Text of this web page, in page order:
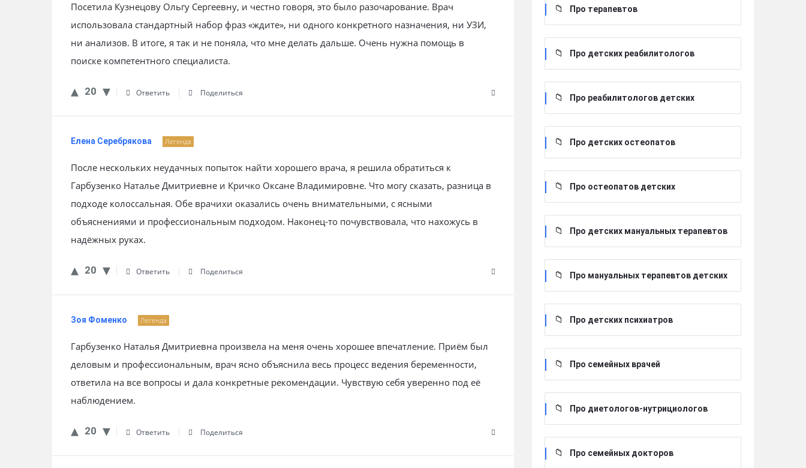
Посетила Кузнецову Ольгу Сергеевну, и честно говоря, это было разочарование. Врач
использовала стандартный набор фраз «ждите», ни одного конкретного назначения, ни УЗИ,
ни анализов. В итоге, я так и не поняла, что мне делать дальше. Очень нужна помощь в
поиске компетентного специалиста.
20 Ответить Поделиться
Елена Серебрякова Легенда
После нескольких неудачных попыток найти хорошего врача, я решила обратиться к
Гарбузенко Наталье Дмитриевне и Кричко Оксане Владимировне. Что могу сказать, разница в
подходе колоссальная. Обе врачихи оказались очень внимательными, с ясными
объяснениями и профессиональным подходом. Наконец-то почувствовала, что нахожусь в
надёжных руках.
20 Ответить Поделиться
Зоя Фоменко Легенда
Гарбузенко Наталья Дмитриевна произвела на меня очень хорошее впечатление. Приём был
деловым и профессиональным, врач ясно объяснила весь процесс ведения беременности,
ответила на все вопросы и дала конкретные рекомендации. Чувствую себя уверенно под её
наблюдением.
20 Ответить Поделиться
Про терапевтов
Про детских реабилитологов
Про реабилитологов детских
Про детских остеопатов
Про остеопатов детских
Про детских мануальных терапевтов
Про мануальных терапевтов детских
Про детских психиатров
Про семейных врачей
Про диетологов-нутрициологов
Про семейных докторов